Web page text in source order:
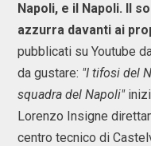
Napoli, e il Napoli. Il
azzurra davanti ai
pubblicati su Youtube
da gustare: "I tifosi del
squadra del Napoli"
Lorenzo Insigne
centro tecnico di